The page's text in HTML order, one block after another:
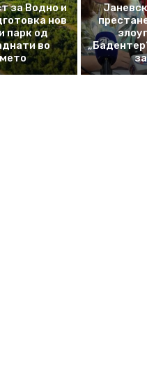
за Водно и
нов
парк од
во